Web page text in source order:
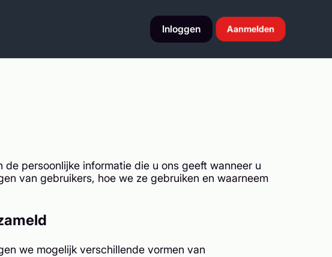
Inloggen Aanmelden
persoonlijke informatie die u ons geeft wanneer u
van gebruikers, hoe we ze gebruiken en waarneem
we mogelijk verschillende vormen van